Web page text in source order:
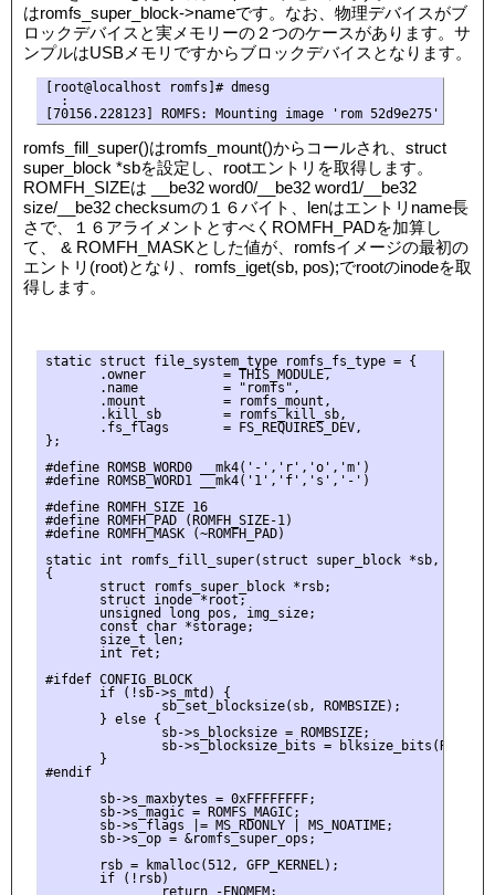
はromfs_super_block->nameです。なお、物理デバイスがブ
ロックデバイスと実メモリーの２つのケースがあります。サ
ンプルはUSBメモリですからブロックデバイスとなります。
[root@localhost romfs]# dmesg
  :
romfs_fill_super()はromfs_mount()からコールされ、struct
super_block *sbを設定し、rootエントリを取得します。
ROMFH_SIZEは __be32 word0/__be32 word1/__be32
size/__be32 checksumの１６バイト、lenはエントリname長
さで、１６アライメントとすべくROMFH_PADを加算し
て、 & ROMFH_MASKとした値が、romfsイメージの最初の
エントリ(root)となり、romfs_iget(sb, pos);でrootのinodeを取
得します。
static struct file_system_type romfs_fs_type = {
       .owner          = THIS_MODULE,
       .name           = "romfs",
       .mount          = romfs_mount,
       .kill_sb        = romfs_kill_sb,
       .fs_flags       = FS_REQUIRES_DEV,
};
#define ROMSB_WORD0 __mk4('-','r','o','m')
#define ROMSB_WORD1 __mk4('1','f','s','-')
#define ROMFH_SIZE 16
#define ROMFH_PAD (ROMFH_SIZE-1)
#define ROMFH_MASK (~ROMFH_PAD)
static int romfs_fill_super(struct super_block *sb,
{
       struct romfs_super_block *rsb;
       struct inode *root;
       unsigned long pos, img_size;
       const char *storage;
       size_t len;
       int ret;
#ifdef CONFIG_BLOCK
       if (!sb->s_mtd) {
               sb_set_blocksize(sb, ROMBSIZE);
       } else {
               sb->s_blocksize = ROMBSIZE;
sb->s_blocksize_bits =
       }
#endif
       sb->s_maxbytes = 0xFFFFFFFF;
       sb->s_magic = ROMFS_MAGIC;
       sb->s_flags |= MS_RDONLY | MS_NOATIME;
       sb->s_op = &romfs_super_ops;
       rsb = kmalloc(512, GFP_KERNEL);
       if (!rsb)
               return -ENOMEM;